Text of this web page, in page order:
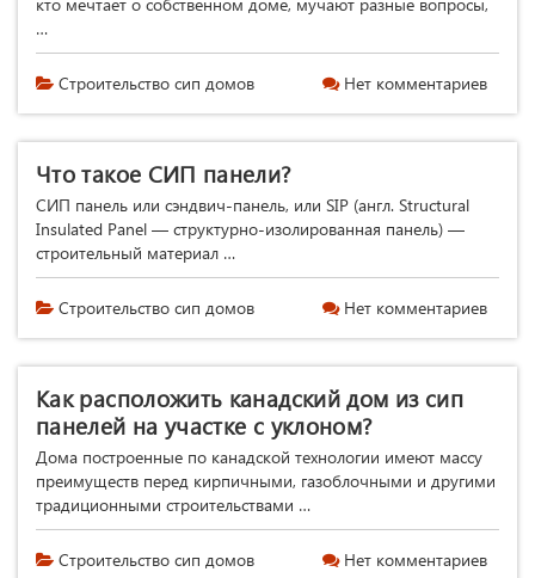
…
Строительство сип домов Нет комментариев
Что такое СИП панели?
СИП панель или сэндвич-панель, или SIP (англ. Structural
Insulated Panel — структурно-изолированная панель) —
строительный материал …
Строительство сип домов Нет комментариев
Как расположить канадский дом из сип
панелей на участке с уклоном?
Дома построенные по канадской технологии имеют массу
преимуществ перед кирпичными, газоблочными и другими
традиционными строительствами …
Строительство сип домов Нет комментариев